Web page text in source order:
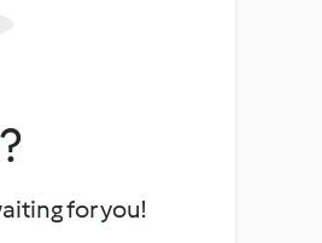
for you!